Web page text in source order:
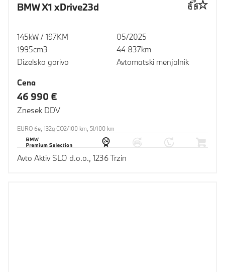
BMW X1 xDrive23d
145kW / 197KM
1995cm3
Dizelsko gorivo
05/2025
44 837km
Avtomatski menjalnik
Cena
46 990 €
Znesek DDV
EURO 6e, 132g CO2/100 km, 5l/100 km
Avto Aktiv SLO d.o.o., 1236 Trzin